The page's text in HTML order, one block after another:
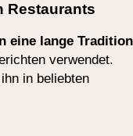
Restaurants
eine lange Tradition
verwendet.
in beliebten